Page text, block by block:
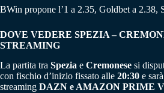
BWin propone l’1 a 2.35, Goldbet a 2.38,
DOVE VEDERE SPEZIA –
STREAMING
La partita tra Spezia e Cremonese si
con fischio d’inizio fissato alle 20:30 e
streaming DAZN e AMAZON PRIME